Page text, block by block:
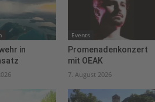
in
Events
Promenadenkonzert
mit OEAK
7. August 2026